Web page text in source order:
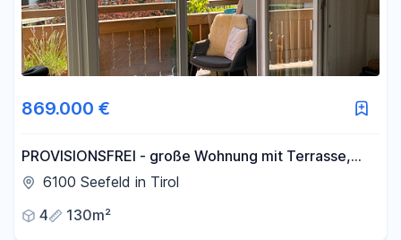
869.000 €
PROVISIONSFREI - große Wohnung mit Terrasse,
Balkonen und Garten
6100 Seefeld in Tirol
4
130m²